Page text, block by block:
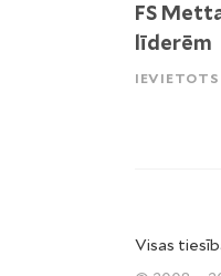
FS
līderēm
Visas